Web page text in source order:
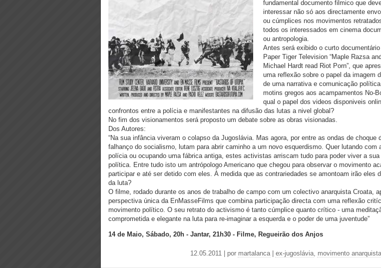
fundamental documento filmico que
interessar não só aos directamente
ou cúmplices nos movimentos
todos os interessados em cinema
ou antropologia.
Antes será exibido o curto
Paper Tiger Television “Maple Razsa and
Michael Hardt read Riot Porn”, que
uma reflexão sobre o papel da imagem
de uma narrativa e comunicação
motins gregos aos acampamentos No-
qual o papel dos videos disponiveis
confrontos entre a polícia e manifestantes na difusão das lutas a nivel global?
No fim dos visionamentos será proposto um debate sobre as obras visionadas.
Dos Autores:
“Na sua infância viveram o colapso da Jugoslávia. Mas agora, por entre as ondas de choque
falhanço do socialismo, lutam para abrir caminho a um novo esquerdismo. Quer lutando com
polícia ou ocupando uma fábrica antiga, estes activistas arriscam tudo para poder viver a sua
política. Entre tudo isto um antrópologo Americano que chegou para observar o movimento
participar e até ser detido com eles. À medida que as contrariedades se amontoam irão eles
da luta?
O filme, rodado durante os anos de trabalho de campo com um colectivo anarquista Croata,
perspectiva única da EnMasseFilms que combina participação directa com uma reflexão
movimento político. O seu retrato do activismo é tanto cúmplice quanto crítico - uma
comprometida e elegante na luta para re-imaginar a esquerda e o poder de uma juventude”
14 de Maio, Sábado, 20h - Jantar, 21h30 - Filme, Regueirão dos Anjos
12.05.2011 | por martalanca| ex-jugoslávia, movimento anarquista